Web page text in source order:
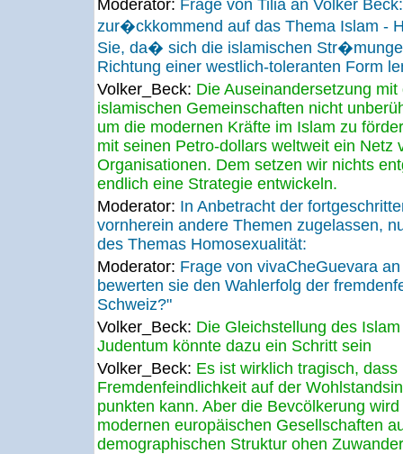
Moderator: Frage von Tilia an Volker
zur�ckkommend auf das Thema Islam -
Sie, da� sich die islamischen
Richtung einer westlich-toleranten Form
Volker_Beck: Die Auseinandersetzung
islamischen Gemeinschaften nicht
um die modernen Kräfte im Islam zu
mit seinen Petro-dollars weltweit ein Netz
Organisationen. Dem setzen wir nichts
endlich eine Strategie entwickeln.
Moderator: In Anbetracht der
vornherein andere Themen zugelassen,
des Themas Homosexualität:
Moderator: Frage von vivaCheGuevara
bewerten sie den Wahlerfolg der
Schweiz?"
Volker_Beck: Die Gleichstellung des
Judentum könnte dazu ein Schritt sein
Volker_Beck: Es ist wirklich tragisch, dass
Fremdenfeindlichkeit auf der
punkten kann. Aber die Bevcölkerung
modernen europäischen Gesellschaften
demographischen Struktur ohen